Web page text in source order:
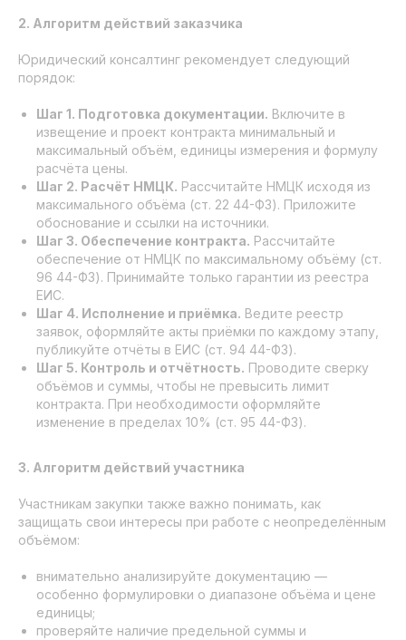
2. Алгоритм действий заказчика
Юридический консалтинг рекомендует следующий
порядок:
Шаг 1. Подготовка документации. Включите в
извещение и проект контракта минимальный и
максимальный объём, единицы измерения и формулу
расчёта цены.
Шаг 2. Расчёт НМЦК. Рассчитайте НМЦК исходя из
максимального объёма (ст. 22 44-ФЗ). Приложите
обоснование и ссылки на источники.
Шаг 3. Обеспечение контракта. Рассчитайте
обеспечение от НМЦК по максимальному объёму (ст.
96 44-ФЗ). Принимайте только гарантии из реестра
ЕИС.
Шаг 4. Исполнение и приёмка. Ведите реестр
заявок, оформляйте акты приёмки по каждому этапу,
публикуйте отчёты в ЕИС (ст. 94 44-ФЗ).
Шаг 5. Контроль и отчётность. Проводите сверку
объёмов и суммы, чтобы не превысить лимит
контракта. При необходимости оформляйте
изменение в пределах 10% (ст. 95 44-ФЗ).
3. Алгоритм действий участника
Участникам закупки также важно понимать, как
защищать свои интересы при работе с неопределённым
объёмом:
внимательно анализируйте документацию —
особенно формулировки о диапазоне объёма и цене
единицы;
проверяйте наличие предельной суммы и